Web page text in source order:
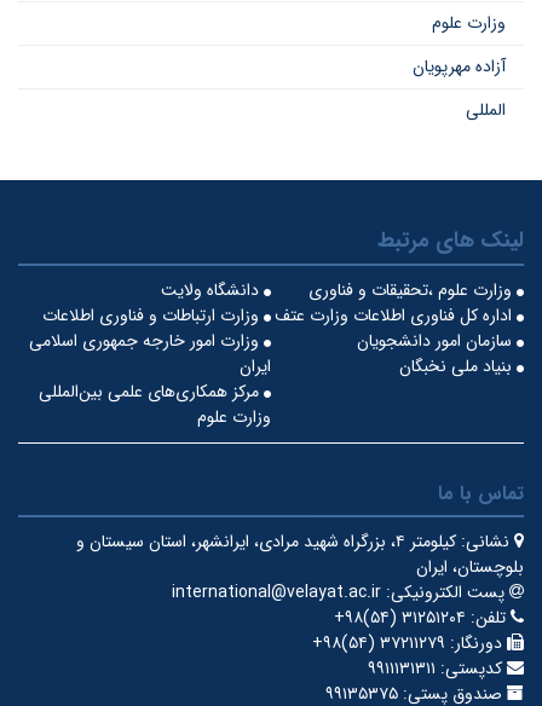
وزارت علوم
آزاده مهرپویان
المللی
لینک های مرتبط
دانشگاه ولایت
وزارت علوم ،تحقیقات و فناوری
وزارت ارتباطات و فناوری اطلاعات
اداره کل فناوری اطلاعات وزارت عتف
وزارت امور خارجه جمهوری اسلامی
ایران
سازمان امور دانشجویان
بنیاد ملی نخبگان
مرکز همکاری‌های علمی بین‌المللی
وزارت علوم
تماس با ما
نشانی:
کیلومتر ۴، بزرگراه شهید مرادی، ایرانشهر، استان سیستان و
بلوچستان، ایران
پست الکترونیکی: international@velayat.ac.ir
تلفن: ‎+۹۸(۵۴) ۳۱۲۵۱۲۰۴
دورنگار: ‎+۹۸(۵۴) ۳۷۲۱۱۲۷۹
کدپستی: ۹۹۱۱۱۳۱۳۱۱
صندوق پستی: ۹۹۱۳۵۳۷۵